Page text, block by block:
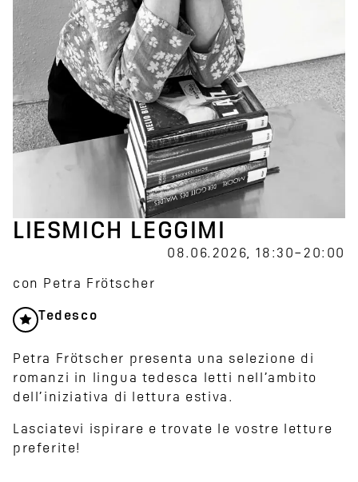
LIESMICH LEGGIMI
08.06.2026, 18:30–20:00
con Petra Frötscher
Tedesco
Petra Frötscher presenta una selezione di
romanzi in lingua tedesca letti nell’ambito
dell’iniziativa di lettura estiva.
Lasciatevi ispirare e trovate le vostre letture
preferite!